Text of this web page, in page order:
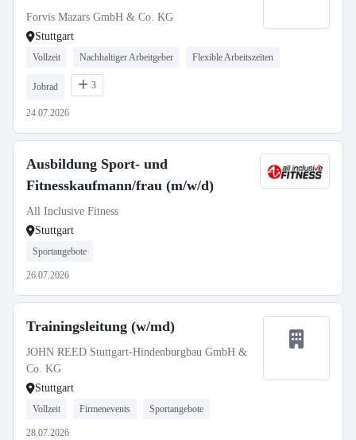
Forvis Mazars GmbH & Co. KG
Stuttgart
Vollzeit Nachhaltiger Arbeitgeber Flexible Arbeitszeiten
Jobrad 3
24.07.2026
Ausbildung Sport- und
Fitnesskaufmann/frau (m/w/d)
All Inclusive Fitness
Stuttgart
Sportangebote
26.07.2026
Trainingsleitung (w/md)
JOHN REED Stuttgart-Hindenburgbau GmbH &
Co. KG
Stuttgart
Vollzeit Firmenevents Sportangebote
28.07.2026